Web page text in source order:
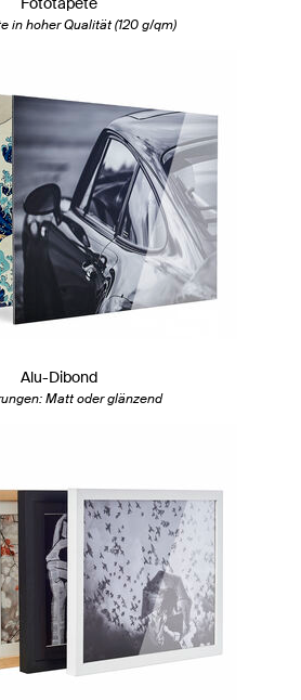
in hoher Qualität (120 g/qm)
Alu-Dibond
Matt oder glänzend